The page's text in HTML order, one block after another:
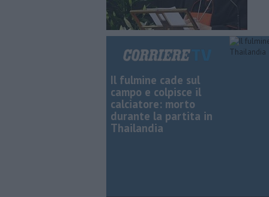
Il fulmine cade sul
campo e colpisce il
calciatore: morto
durante la partita in
Thailandia